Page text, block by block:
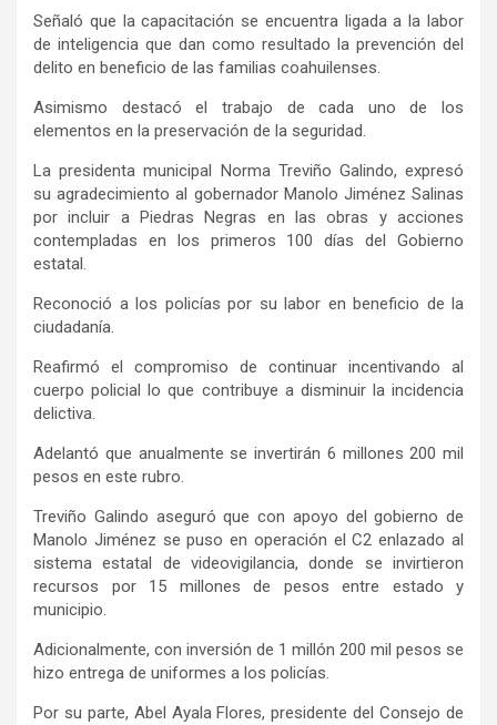
Señaló que la capacitación se encuentra ligada a la labor
de inteligencia que dan como resultado la prevención del
delito en beneficio de las familias coahuilenses.
Asimismo destacó el trabajo de cada uno de los
elementos en la preservación de la seguridad.
La presidenta municipal Norma Treviño Galindo, expresó
su agradecimiento al gobernador Manolo Jiménez Salinas
por incluir a Piedras Negras en las obras y acciones
contempladas en los primeros 100 días del Gobierno
estatal.
Reconoció a los policías por su labor en beneficio de la
ciudadanía.
Reafirmó el compromiso de continuar incentivando al
cuerpo policial lo que contribuye a disminuir la incidencia
delictiva.
Adelantó que anualmente se invertirán 6 millones 200 mil
pesos en este rubro.
Treviño Galindo aseguró que con apoyo del gobierno de
Manolo Jiménez se puso en operación el C2 enlazado al
sistema estatal de videovigilancia, donde se invirtieron
recursos por 15 millones de pesos entre estado y
municipio.
Adicionalmente, con inversión de 1 millón 200 mil pesos se
hizo entrega de uniformes a los policías.
Por su parte, Abel Ayala Flores, presidente del Consejo de